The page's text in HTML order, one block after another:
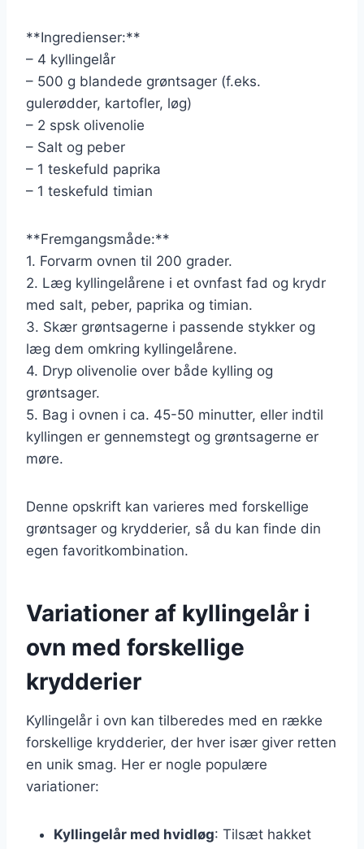
**Ingredienser:**
– 4 kyllingelår
– 500 g blandede grøntsager (f.eks.
gulerødder, kartofler, løg)
– 2 spsk olivenolie
– Salt og peber
– 1 teskefuld paprika
– 1 teskefuld timian
**Fremgangsmåde:**
1. Forvarm ovnen til 200 grader.
2. Læg kyllingelårene i et ovnfast fad og krydr
med salt, peber, paprika og timian.
3. Skær grøntsagerne i passende stykker og
læg dem omkring kyllingelårene.
4. Dryp olivenolie over både kylling og
grøntsager.
5. Bag i ovnen i ca. 45-50 minutter, eller indtil
kyllingen er gennemstegt og grøntsagerne er
møre.
Denne opskrift kan varieres med forskellige
grøntsager og krydderier, så du kan finde din
egen favoritkombination.
Variationer af kyllingelår i
ovn med forskellige
krydderier
Kyllingelår i ovn kan tilberedes med en række
forskellige krydderier, der hver især giver retten
en unik smag. Her er nogle populære
variationer:
Kyllingelår med hvidløg: Tilsæt hakket